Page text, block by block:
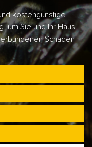
kostengünstige
um Sie und Ihr Haus
Schäden